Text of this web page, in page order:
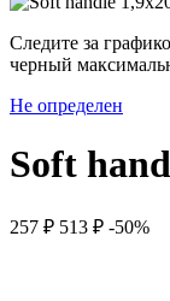
Следите за
черный
Не определен
Soft
257 ₽ 513 ₽ -50%